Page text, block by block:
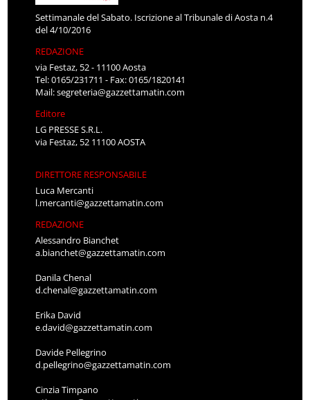
Settimanale del Sabato. Iscrizione al Tribunale di Aosta n.4
del 4/10/2016
REDAZIONE
via Festaz, 52 - 11100 Aosta
Tel: 0165/231711 - Fax: 0165/1820141
Mail:segreteria@gazzettamatin.com
Editore
LG PRESSE S.R.L.
via Festaz, 52 11100 AOSTA
DIRETTORE RESPONSABILE
Luca Mercanti
l.mercanti@gazzettamatin.com
REDAZIONE
Alessandro Bianchet
a.bianchet@gazzettamatin.com
Danila Chenal
d.chenal@gazzettamatin.com
Erika David
e.david@gazzettamatin.com
Davide Pellegrino
d.pellegrino@gazzettamatin.com
Cinzia Timpano